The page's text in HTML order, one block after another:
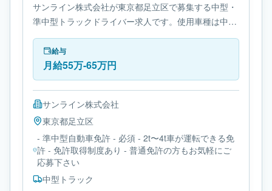
サンライン株式会社が東京都足立区で募集する中型・
準中型トラックドライバー求人です。使用車種は中型
トラックです。勤務時間は- 変形労働時間制です。必
要免許は- 準中型自動車免許です。
給与
月給55万-65万円
サンライン株式会社
東京都足立区
- 準中型自動車免許 - 必須 - 2t〜4t車が運転できる免
許 - 免許取得制度あり - 普通免許の方もお気軽にご
応募下さい
中型トラック